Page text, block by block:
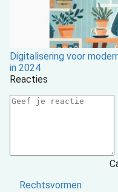
Digitalisering voor
in 2024
Reacties
Rechtsvormen